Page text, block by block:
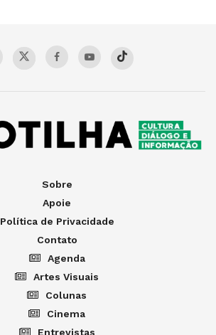
Sobre
Apoie
Política de Privacidade
Contato
Agenda
Artes Visuais
Colunas
Cinema
Entrevistas